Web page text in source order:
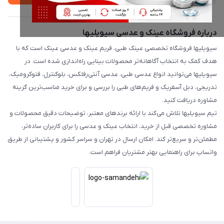
درباره فروشگاه عینک و عدسی سیویلیها
سیویلیها فروشگاه تخصصی عینک طبی، فریم عینک و عدسی عینک است که با
هدف کمک به انتخاب آگاهانه‌تر محصولات بینایی راه‌اندازی شده است. در
سیویلیها می‌توانید انواع عدسی طبی، عدسی آنتی‌رفلکس، بلوکنترل، فتوکرومیک،
تدریجی، دبل آسفریک و فریم‌های طبی را بررسی و برای خرید مناسب‌ترین گزینه
مشاوره دریافت کنید.
تیم سیویلیها تلاش می‌کند با ارائه برندهای معتبر، توضیحات دقیق محصولات و
مشاوره تخصصی قبل از خرید، انتخاب عینک و عدسی را برای کاربران ساده‌تر،
مطمئن‌تر و سریع‌تر کند. امکان ارسال در تهران و سراسر کشور و پشتیبانی از طریق
واتساپ برای راهنمایی بهتر مشتریان فراهم است.